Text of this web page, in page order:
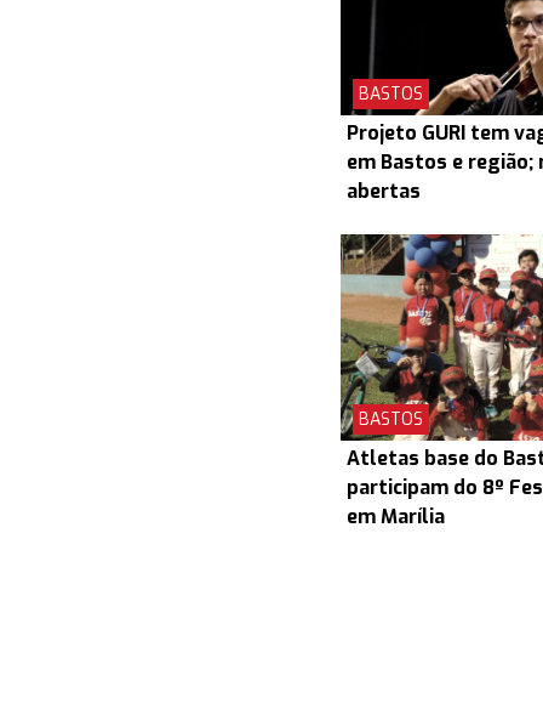
BASTOS
Projeto GURI tem
em Bastos e
abertas
BASTOS
Atletas base do
participam do 8º
em Marília